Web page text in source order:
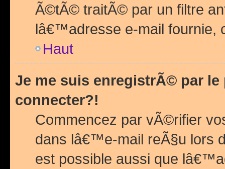
Ã©tÃ© traitÃ© par un filtre
lâ€™adresse e-mail fournie,
Haut
Je me suis enregistrÃ© par
connecter?!
Commencez par vÃ©rifier
dans lâ€™e-mail reÃ§u lors
est possible aussi que